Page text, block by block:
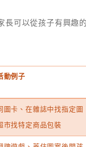
可以從孩子有興趣
動例子
圖卡、在雜誌中找指定圖
市找特定商品包裝